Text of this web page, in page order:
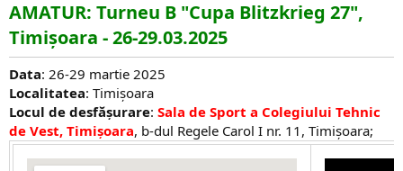
AMATUR: Turneu B "Cupa Blitzkrieg 27",
Timișoara - 26-29.03.2025
Data: 26-29 martie 2025
Localitatea: Timișoara
Locul de desfășurare: Sala de Sport a Colegiului Tehnic
de Vest, Timișoara, b-dul Regele Carol I nr. 11, Timișoara;